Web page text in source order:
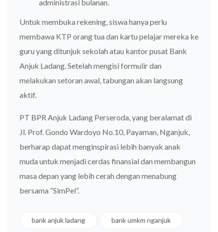
administrasi bulanan.
Untuk membuka rekening, siswa hanya perlu
membawa KTP orang tua dan kartu pelajar mereka ke
guru yang ditunjuk sekolah atau kantor pusat Bank
Anjuk Ladang. Setelah mengisi formulir dan
melakukan setoran awal, tabungan akan langsung
aktif.
PT BPR Anjuk Ladang Perseroda, yang beralamat di
Jl. Prof. Gondo Wardoyo No.10, Payaman, Nganjuk,
berharap dapat menginspirasi lebih banyak anak
muda untuk menjadi cerdas finansial dan membangun
masa depan yang lebih cerah dengan menabung
bersama “SimPel”.
bank anjuk ladang bank umkm nganjuk